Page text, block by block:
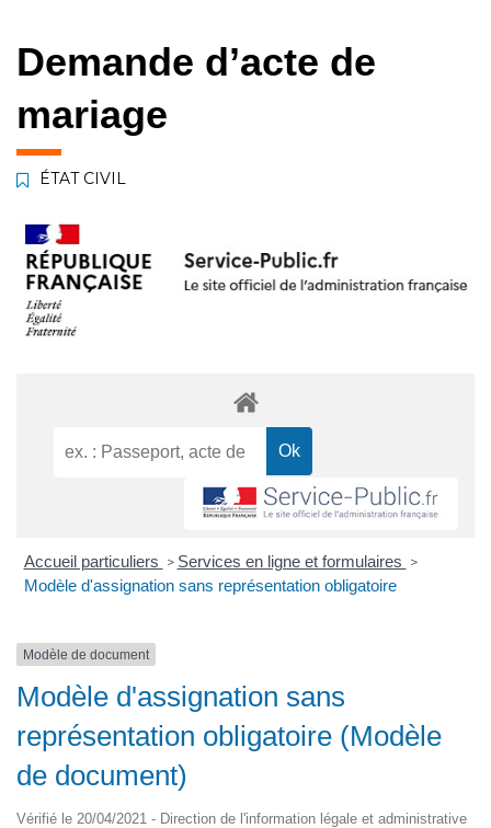
Demande d’acte de
mariage
ÉTAT CIVIL
Accueil particuliers > Services en ligne et formulaires >
Modèle d'assignation sans représentation obligatoire
Modèle de document
Modèle d'assignation sans
représentation obligatoire (Modèle
de document)
Vérifié le 20/04/2021 - Direction de l'information légale et administrative